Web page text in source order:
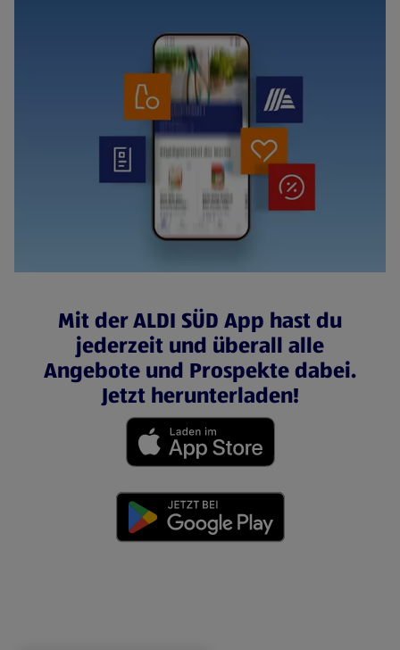
Mit der ALDI SÜD App hast du
jederzeit und überall alle
Angebote und Prospekte dabei.
Jetzt herunterladen!